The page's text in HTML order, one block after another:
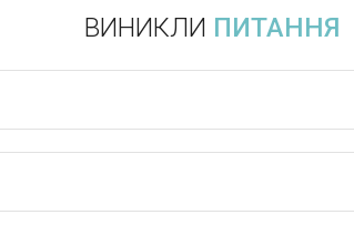
ВИНИКЛИ ПИТАННЯ